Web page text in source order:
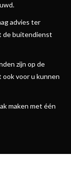
advies ter
de buitendienst
zijn op de
voor u kunnen
maken met één